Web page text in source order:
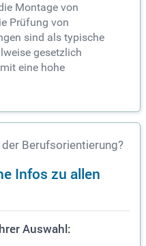
Montage von
Prüfung von
sind als typische
gesetzlich
eine hohe
Berufsorientierung?
Infos zu allen
Auswahl: